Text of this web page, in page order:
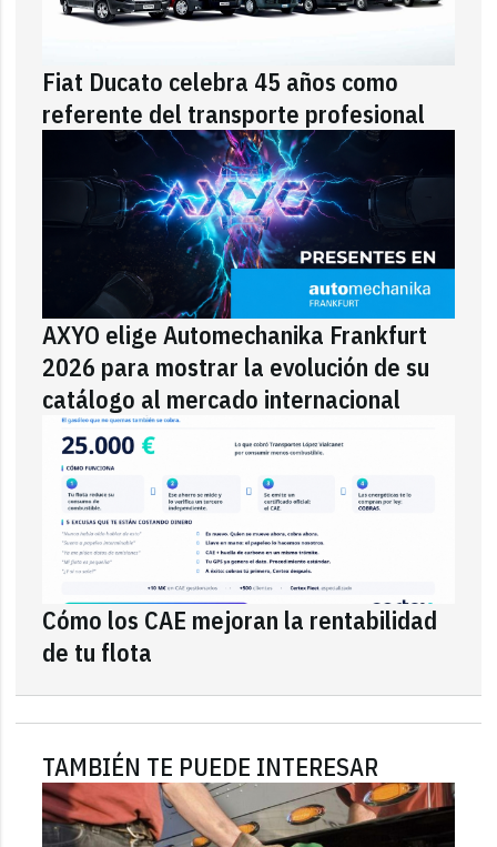
Fiat Ducato celebra 45 años como
referente del transporte profesional
AXYO elige Automechanika Frankfurt
2026 para mostrar la evolución de su
catálogo al mercado internacional
Cómo los CAE mejoran la rentabilidad
de tu flota
TAMBIÉN TE PUEDE INTERESAR